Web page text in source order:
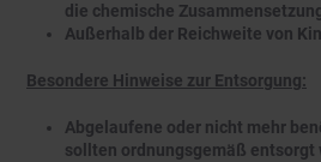
die chemische
Außerhalb der Reichweite von
Besondere Hinweise zur Entsorgung:
Abgelaufene oder nicht mehr
sollten ordnungsgemäß entsorgt